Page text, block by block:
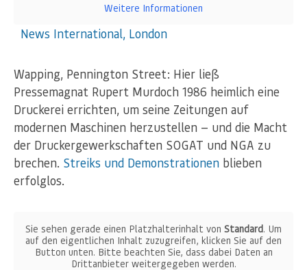
Weitere Informationen
News International, London
Wapping, Pennington Street: Hier ließ
Pressemagnat Rupert Murdoch 1986 heimlich eine
Druckerei errichten, um seine Zeitungen auf
modernen Maschinen herzustellen — und die Macht
der Druckergewerkschaften SOGAT und NGA zu
brechen. Streiks und Demonstrationen blieben
erfolglos.
Sie sehen gerade einen Platzhalterinhalt von Standard. Um
auf den eigentlichen Inhalt zuzugreifen, klicken Sie auf den
Button unten. Bitte beachten Sie, dass dabei Daten an
Drittanbieter weitergegeben werden.